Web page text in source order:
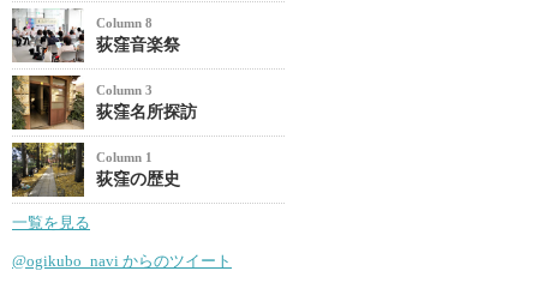
Column 8
荻窪音楽祭
Column 3
荻窪名所探訪
Column 1
荻窪の歴史
一覧を見る
@ogikubo_navi からのツイート